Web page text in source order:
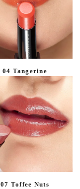
04 Tangerine
07 Toffee Nuts